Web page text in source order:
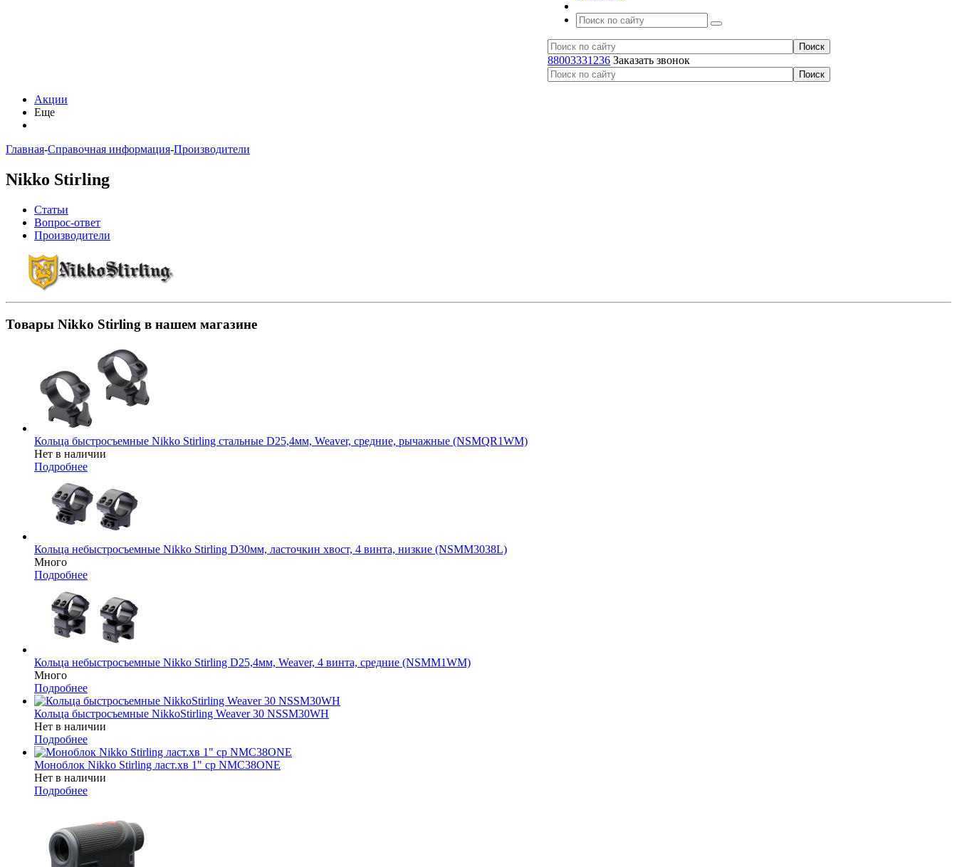
88003331236 Заказать звонок
Акции
Еще
Главная-Справочная информация-Производители
Nikko Stirling
Статьи
Вопрос-ответ
Производители
Товары Nikko Stirling в нашем магазине
Кольца быстросъемные Nikko Stirling стальные D25,4мм, Weaver, средние, рычажные (NSMQR1WM)
Нет в наличии
Подробнее
Кольца небыстросъемные Nikko Stirling D30мм, ласточкин хвост, 4 винта, низкие (NSMM3038L)
Много
Подробнее
Кольца небыстросъемные Nikko Stirling D25,4мм, Weaver, 4 винта, средние (NSMM1WM)
Много
Подробнее
Кольца быстросъемные NikkoStirling Weaver 30 NSSM30WH
Нет в наличии
Подробнее
Моноблок Nikko Stirling ласт.хв 1" ср NMC38ONE
Нет в наличии
Подробнее